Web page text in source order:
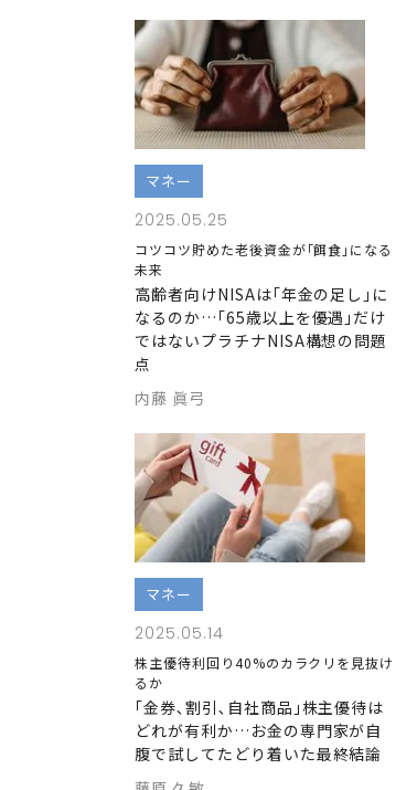
マネー
2025.05.25
コツコツ貯めた老後資金が｢餌食｣になる
未来
高齢者向けNISAは｢年金の足し｣に
なるのか…｢65歳以上を優遇｣だけ
ではないプラチナNISA構想の問題
点
内藤 眞弓
マネー
2025.05.14
株主優待利回り40%のカラクリを見抜け
るか
｢金券､割引､自社商品｣株主優待は
どれが有利か…お金の専門家が自
腹で試してたどり着いた最終結論